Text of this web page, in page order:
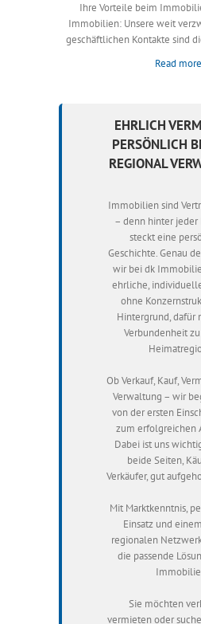
Ihre Vorteile beim
Immobilien: Unsere weit
geschäftlichen Kontakte sind
Read more
EHRLICH
PERSÖNLICH
REGIONAL
Immobilien sind
– denn hinter
steckt eine
Geschichte. Genau
wir bei dk
ehrliche,
ohne
Hintergrund, dafür
Verbundenheit
Ob Verkauf, Kauf,
Verwaltung – wir
von der ersten
zum erfolgreichen
Dabei ist uns
beide Seiten,
Verkäufer, gut
Mit Marktkenntnis,
Einsatz und
regionalen
die passende
Sie möchten
vermieten oder